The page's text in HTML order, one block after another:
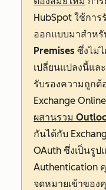
HubSpot ใช้กา
ออกแบบมาสำหรั
Premises ซึ่งไม่
เปลี่ยนแปลงนี้แล
รับรองความถูก
Exchange
ผสานรวม
กันได้กับ
OAuth ซึ่งเป็นรู
Authentication
จดหมายเข้าของ